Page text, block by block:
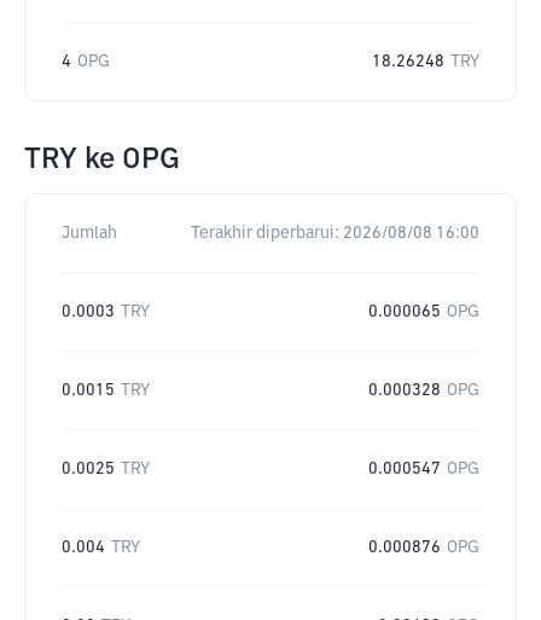
4 OPG 18.26248 TRY
TRY ke OPG
Jumlah Terakhir diperbarui: 2026/08/08 16:00
0.0003 TRY 0.000065 OPG
0.0015 TRY 0.000328 OPG
0.0025 TRY 0.000547 OPG
0.004 TRY 0.000876 OPG